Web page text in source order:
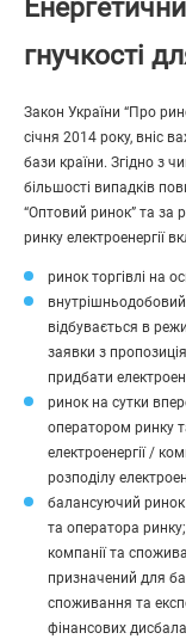
гнучкості
Закон України “Про
січня 2014 року, вніс
бази країни. Згідно з
більшості випадків
“Оптовий ринок” та за
ринку електроенергії
ринок торгівлі на
відбувається в
заявки з
придбати
ринок на сутки
оператором ринку
електроенергії /
розподілу
балансуючий ринок
та оператора
компанії та
призначений для
споживання та
фінансових